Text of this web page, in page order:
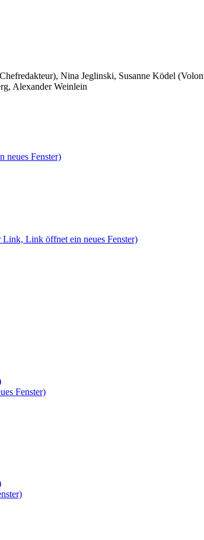
Nina Jeglinski, Susanne Ködel
Alexander Weinlein
neues Fenster)
Link, Link öffnet ein neues Fenster)
Fenster)